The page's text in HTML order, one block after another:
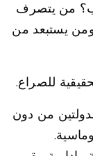
من يتصرف
يستبعد من
للصراع.
من دون